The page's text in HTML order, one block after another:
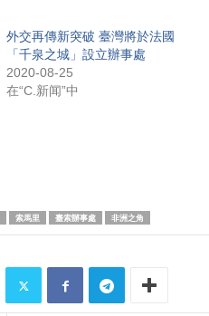
外交再傳新突破 臺灣將於法國
「千泉之城」設立辦事處
2020-08-25
在“C.新闻”中
索馬里 臺索辦事處 非洲之角